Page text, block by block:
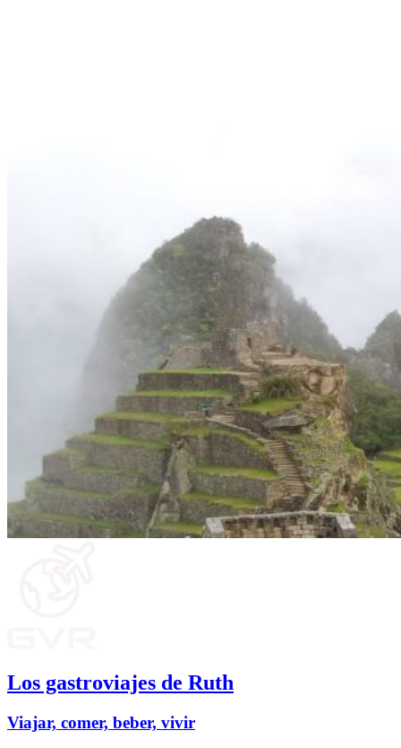
Los gastroviajes de Ruth
Viajar, comer, beber, vivir